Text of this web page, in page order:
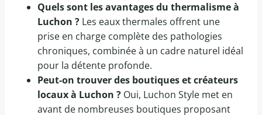
Quels sont les avantages du thermalisme à
Luchon ? Les eaux thermales offrent une
prise en charge complète des pathologies
chroniques, combinée à un cadre naturel idéal
pour la détente profonde.
Peut-on trouver des boutiques et créateurs
locaux à Luchon ? Oui, Luchon Style met en
avant de nombreuses boutiques proposant